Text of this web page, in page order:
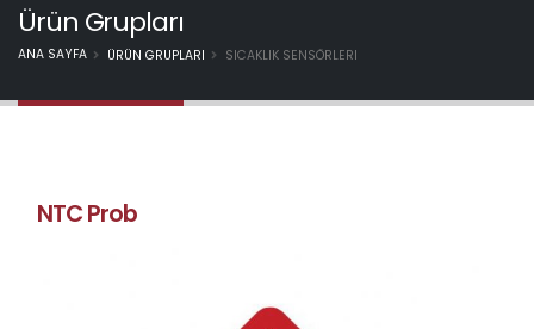
Ürün Grupları
ANA SAYFA ÜRÜN GRUPLARI SICAKLIK SENSÖRLERI
NTC Prob